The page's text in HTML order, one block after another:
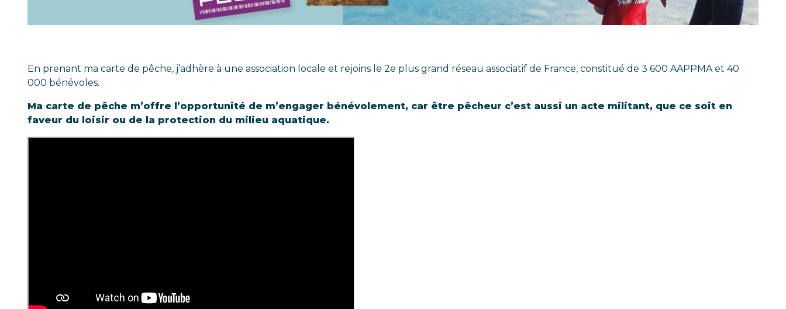
En prenant ma carte de pêche, j’adhère à une association locale et rejoins le 2e plus grand réseau associatif de France, constitué de 3 600 AAPPMA et 40
000 bénévoles.
Ma carte de pêche m’offre l’opportunité de m’engager bénévolement, car être pêcheur c’est aussi un acte militant, que ce soit en
faveur du loisir ou de la protection du milieu aquatique.